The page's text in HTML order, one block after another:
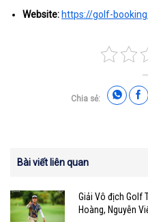
Website: https://golf-
Chia sẻ:
Bài viết liên quan
Giải Vô địch Golf
Hoàng, Nguyễn